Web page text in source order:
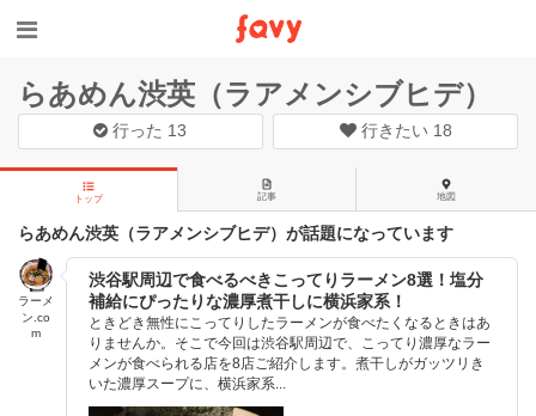
らあめん渋英（ラアメンシブヒデ）
行った 13 行きたい 18
トップ 記事 地図
らあめん渋英（ラアメンシブヒデ）が話題になっています
ラーメ
ン.co
m
渋谷駅周辺で食べるべきこってりラーメン8選！塩分
補給にぴったりな濃厚煮干しに横浜家系！
ときどき無性にこってりしたラーメンが食べたくなるときはあ
りませんか。そこで今回は渋谷駅周辺で、こってり濃厚なラー
メンが食べられる店を8店ご紹介します。煮干しがガッツリき
いた濃厚スープに、横浜家系...